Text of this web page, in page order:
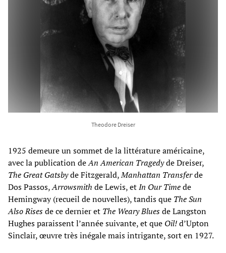
Theodore Dreiser
1925 demeure un sommet de la littérature américaine,
avec la publication deAn American Tragedyde Dreiser,
The Great Gatsbyde Fitzgerald,Manhattan Transferde
Dos Passos,Arrowsmith de Lewis, etIn Our Timede
Hemingway (recueil de nouvelles), tandis que The Sun
Also Risesde ce dernier et The Weary Bluesde Langston
Hughes paraissent l’année suivante, et que Oil!d’Upton
Sinclair, œuvre très inégale mais intrigante, sort en 1927.